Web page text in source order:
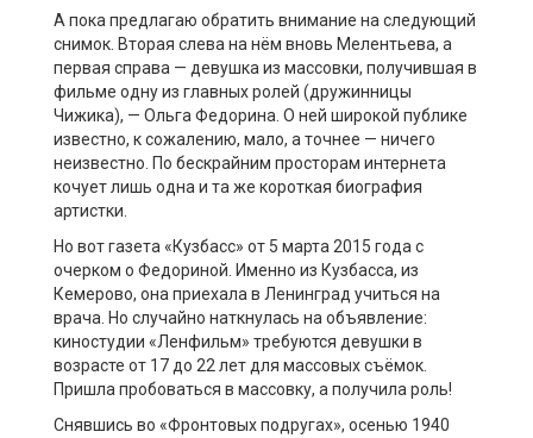
А пока предлагаю обратить внимание на следующий
снимок. Вторая слева на нём вновь Мелентьева, а
первая справа — девушка из массовки, получившая в
фильме одну из главных ролей (дружинницы
Чижика), — Ольга Федорина. О ней широкой публике
известно, к сожалению, мало, а точнее — ничего
неизвестно. По бескрайним просторам интернета
кочует лишь одна и та же короткая биография
артистки.
Но вот газета «Кузбасс» от 5 марта 2015 года с
очерком о Федориной. Именно из Кузбасса, из
Кемерово, она приехала в Ленинград учиться на
врача. Но случайно наткнулась на объявление:
киностудии «Ленфильм» требуются девушки в
возрасте от 17 до 22 лет для массовых съёмок.
Пришла пробоваться в массовку, а получила роль!
Снявшись во «Фронтовых подругах», осенью 1940